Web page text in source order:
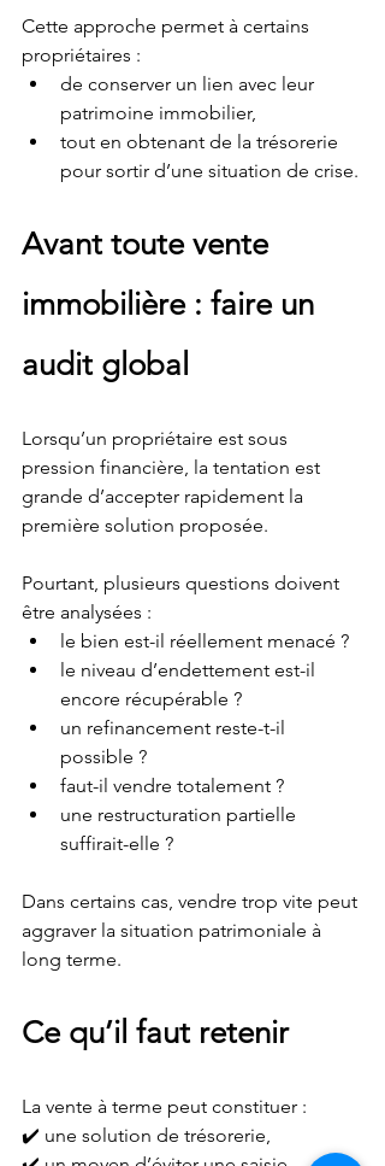
Cette approche permet à certains
propriétaires :
de conserver un lien avec leur
patrimoine immobilier,
tout en obtenant de la trésorerie
pour sortir d’une situation de crise.
Avant toute vente
immobilière : faire un
audit global
Lorsqu’un propriétaire est sous
pression financière, la tentation est
grande d’accepter rapidement la
première solution proposée.
Pourtant, plusieurs questions doivent
être analysées :
le bien est-il réellement menacé ?
le niveau d’endettement est-il
encore récupérable ?
un refinancement reste-t-il
possible ?
faut-il vendre totalement ?
une restructuration partielle
suffirait-elle ?
Dans certains cas, vendre trop vite peut
aggraver la situation patrimoniale à
long terme.
Ce qu’il faut retenir
La vente à terme peut constituer :
✔️ une solution de trésorerie,